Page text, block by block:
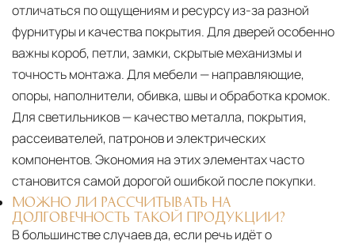
отличаться по ощущениям и ресурсу из-за разной
фурнитуры и качества покрытия. Для дверей особенно
важны короб, петли, замки, скрытые механизмы и
точность монтажа. Для мебели — направляющие,
опоры, наполнители, обивка, швы и обработка кромок.
Для светильников — качество металла, покрытия,
рассеивателей, патронов и электрических
компонентов. Экономия на этих элементах часто
становится самой дорогой ошибкой после покупки.
МОЖНО ЛИ РАССЧИТЫВАТЬ НА
ДОЛГОВЕЧНОСТЬ ТАКОЙ ПРОДУКЦИИ?
В большинстве случаев да, если речь идёт о